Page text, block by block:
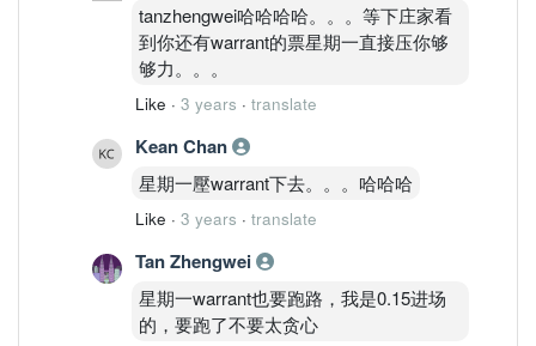
tanzhengwei哈哈哈哈。。。等下庄家看
到你还有warrant的票星期一直接压你够
够力。。。
Like · 3 years · translate
Kean Chan
星期一壓warrant下去。。。哈哈哈
Like · 3 years · translate
Tan Zhengwei
星期一warrant也要跑路，我是0.15进场
的，要跑了不要太贪心